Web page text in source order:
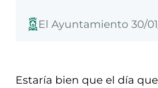
El Ayuntamiento 30/
Estaría bien que el día